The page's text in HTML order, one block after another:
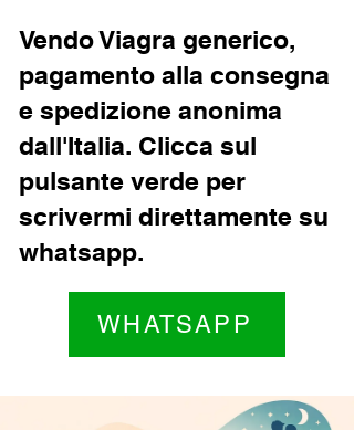
Vendo Viagra generico,
pagamento alla consegna
e spedizione anonima
dall'Italia. Clicca sul
pulsante verde per
scrivermi direttamente su
whatsapp.
WHATSAPP